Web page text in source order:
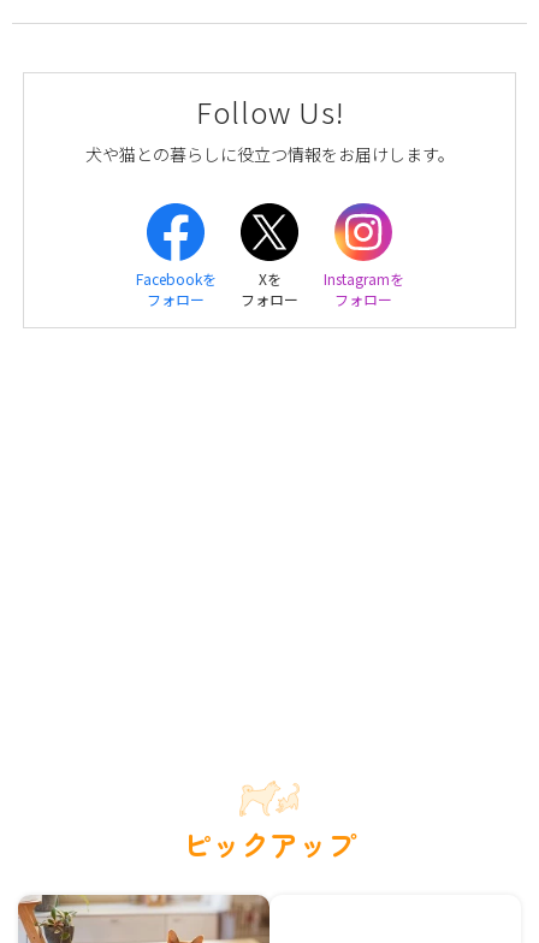
Follow Us!
犬や猫との暮らしに役立つ情報をお届けします。
Facebookを
フォロー
Xを
フォロー
Instagramを
フォロー
ピックアップ